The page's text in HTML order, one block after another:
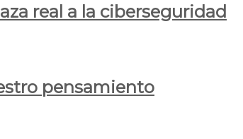
real a la ciberseguridad
pensamiento